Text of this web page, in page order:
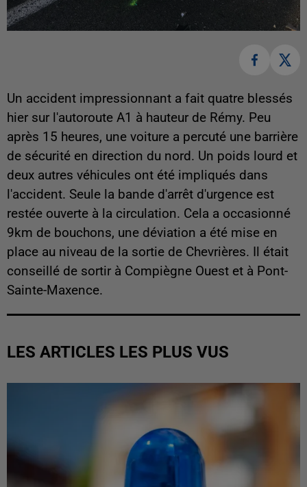
Un accident impressionnant a fait quatre blessés
hier sur l'autoroute A1 à hauteur de Rémy. Peu
après 15 heures, une voiture a percuté une barrière
de sécurité en direction du nord. Un poids lourd et
deux autres véhicules ont été impliqués dans
l'accident. Seule la bande d'arrêt d'urgence est
restée ouverte à la circulation. Cela a occasionné
9km de bouchons, une déviation a été mise en
place au niveau de la sortie de Chevrières. Il était
conseillé de sortir à Compiègne Ouest et à Pont-
Sainte-Maxence.
LES ARTICLES LES PLUS VUS